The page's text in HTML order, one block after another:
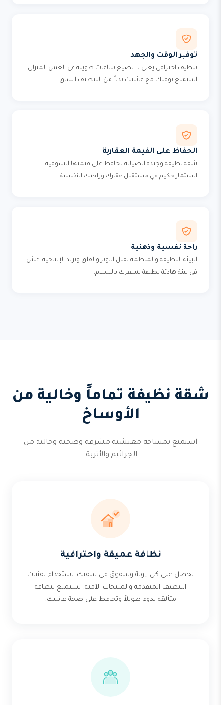
توفير الوقت والجهد
تنظيف احترافي يعني لا تضيع ساعات طويلة في العمل المنزلي.
استمتع بوقتك مع عائلتك بدلاً من التنظيف الشاق.
الحفاظ على القيمة العقارية
شقة نظيفة وجيدة الصيانة تحافظ على قيمتها السوقية.
استثمار حكيم في مستقبل عقارك وراحتك النفسية.
راحة نفسية وذهنية
البيئة النظيفة والمنظمة تقلل التوتر والقلق وتزيد الإنتاجية. عش
في بيئة هادئة نظيفة تشعرك بالسلام.
شقة نظيفة تماماً وخالية من
الأوساخ
استمتع بمساحة معيشية مشرقة وصحية وخالية من
الجراثيم والأتربة.
نظافة عميقة واحترافية
نحصل على كل زاوية وشقوق في شقتك باستخدام تقنيات
التنظيف المتقدمة والمنتجات الآمنة. تستمتع بنظافة
متألقة تدوم طويلاً وتحافظ على صحة عائلتك.